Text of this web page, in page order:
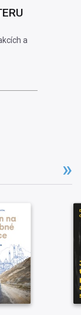
a